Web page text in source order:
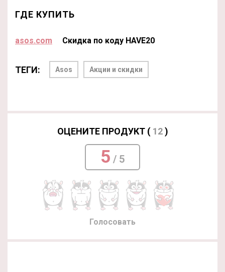
ГДЕ КУПИТЬ
asos.com Скидка по коду HAVE20
ТЕГИ: Asos Акции и скидки
ОЦЕНИТЕ ПРОДУКТ ( 12)
5 / 5
Голосовать